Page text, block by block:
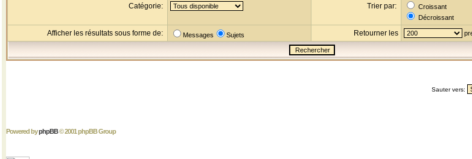
Catégorie: Trier par:
Croissant
Décroissant
Afficher les résultats sous forme de: Messages Sujets Retourner les
Sauter vers:
Powered byphpBB© 2001 phpBB Group